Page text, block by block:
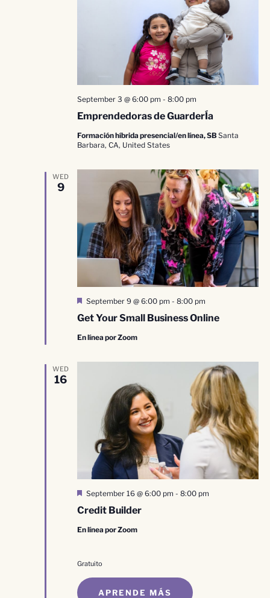
Emprendedoras de GuarderÍa
September 3 @ 6:00 pm - 8:00 pm
Formación híbrida presencial/en línea, SBSanta
Barbara, CA, United States
WED
9
Get Your Small Business Online
Destacado
September 9 @ 6:00 pm - 8:00 pm
En línea por Zoom
WED
16
Credit Builder
Destacado
September 16 @ 6:00 pm - 8:00 pm
En línea por Zoom
Gratuito
APRENDE MÁS